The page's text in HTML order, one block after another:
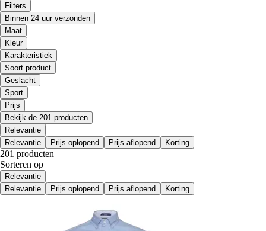
Filters
Binnen 24 uur verzonden
Maat
Kleur
Karakteristiek
Soort product
Geslacht
Sport
Prijs
Bekijk de 201 producten
Relevantie
Relevantie
Prijs oplopend Prijs aflopend Korting
201 producten
Sorteren op
Relevantie
Relevantie
Prijs oplopend Prijs aflopend Korting